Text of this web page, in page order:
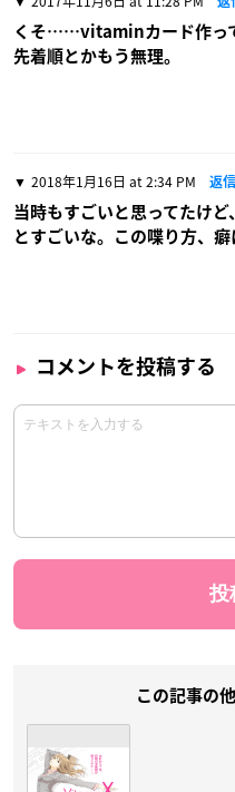
くそ……vitaminカード作っ
先着順とかもう無理。
2018年1月16日 at 2:34 PM 返信
当時もすごいと思ってたけ
とすごいな。この喋り方、癖
コメントを投稿する
この記事の